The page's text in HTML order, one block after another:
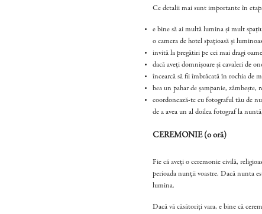
Ce detalii mai sunt importante în
e bine să ai multă lumina și mult
o camera de hotel spațioasă și
invită la pregătiri pe cei mai dragi
dacă aveți domnișoare și cavaleri de
încearcă să fii îmbrăcată în rochia de
bea un pahar de șampanie, zâmbește,
coordonează-te cu fotograful tău de
de a avea un al doilea fotograf la
CEREMONIE (o oră)
Fie că aveți o ceremonie civilă,
perioada nunții voastre. Dacă nunta
lumina.
Dacă vă căsătoriți vara, e bine că